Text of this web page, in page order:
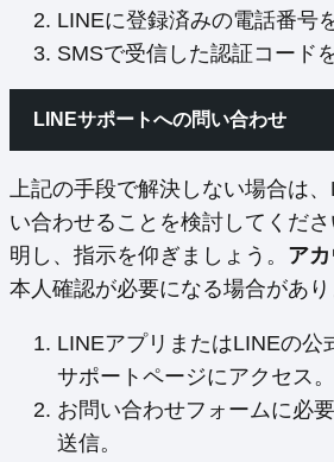
LINEに登録済みの電話番号
SMSで受信した認証コード
LINEサポートへの問い合わせ
上記の手段で解決しない場合は
い合わせることを検討してくだ
明し、指示を仰ぎましょう。 ア
本人確認が必要になる場合があり
LINEアプリまたはLINEの公
サポートページにアクセス。
お問い合わせフォームに必
送信。